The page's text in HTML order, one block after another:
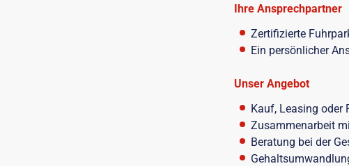
Ihre Ansprechpartner
Zertifizierte
Ein persönlicher
Unser Angebot
Kauf, Leasing oder
Zusammenarbeit
Beratung bei der